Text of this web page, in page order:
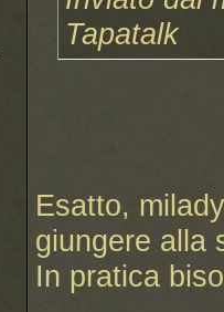
Tapatalk
Esatto,
giungere alla
In pratica